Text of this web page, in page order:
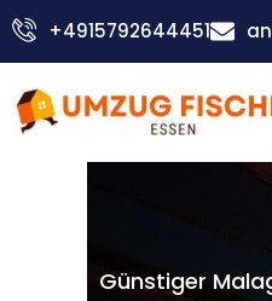
Zum
Inhalt
+4915792644451
Günstiger